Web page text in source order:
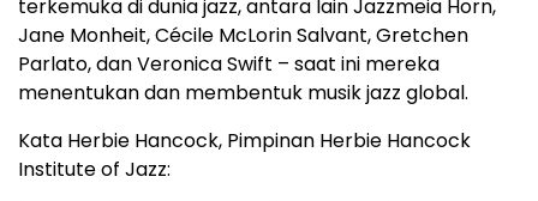
terkemuka di dunia jazz, antara lain Jazzmeia Horn,
Jane Monheit, Cécile McLorin Salvant, Gretchen
Parlato, dan Veronica Swift – saat ini mereka
menentukan dan membentuk musik jazz global.
Kata Herbie Hancock, Pimpinan Herbie Hancock
Institute of Jazz: